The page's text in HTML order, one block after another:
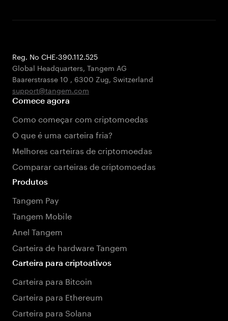
Reg. No CHE-390.112.525
Global Headquarters, Tangem AG
Baarerstrasse 10 , 6300 Zug, Switzerland
support@tangem.com
Comece agora
Como começar com criptomoedas
O que é uma carteira fria?
Melhores carteiras de criptomoedas
Comparar carteiras de criptomoedas
Produtos
Tangem Pay
Tangem Mobile
Anel Tangem
Carteira de hardware Tangem
Carteira para criptoativos
Carteira para Bitcoin
Carteira para Ethereum
Carteira para Solana